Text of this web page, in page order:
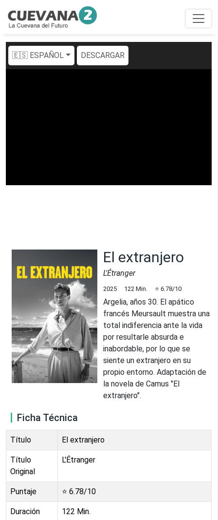
🇪🇸 ESPAÑOL DESCARGAR
El extranjero
L'Étranger
2025 122 Min. ⭐ 6.78/10
Argelia, años 30. El apático
francés Meursault muestra una
total indiferencia ante la vida
por resultarle absurda e
inabordable, por lo que se
siente un extranjero en su
propio entorno. Adaptación de
la novela de Camus "El
extranjero".
Ficha Técnica
Título El extranjero
Título
Original
L'Étranger
Puntaje ⭐ 6.78/10
Duración 122 Min.